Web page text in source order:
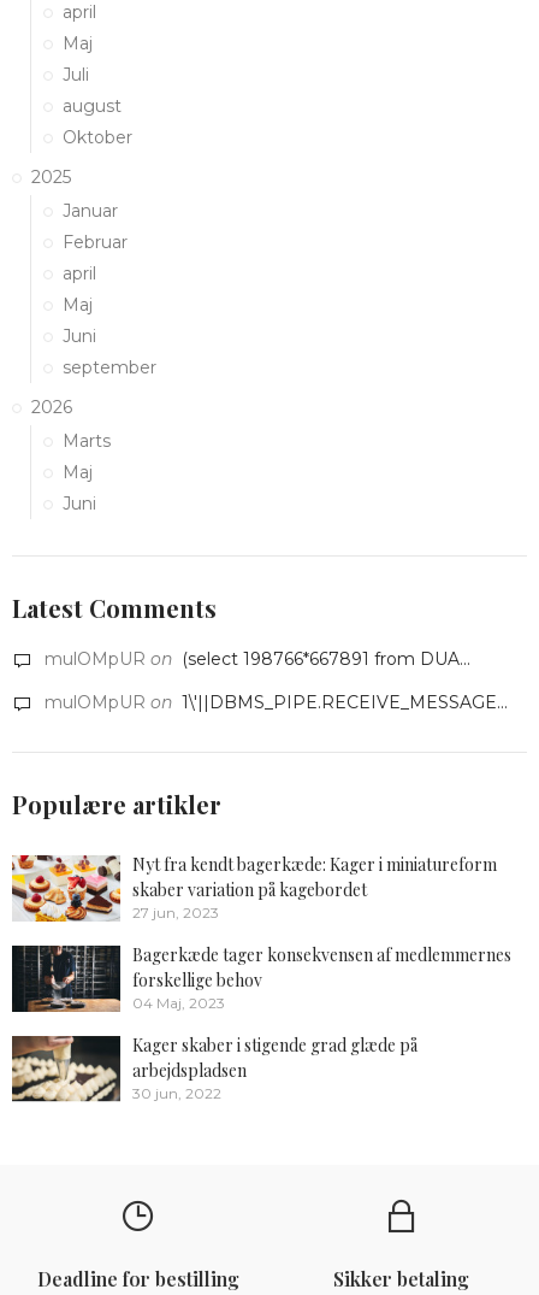
april
Maj
Juli
august
Oktober
2025
Januar
Februar
april
Maj
Juni
september
2026
Marts
Maj
Juni
Latest Comments
mulOMpUR on (select 198766*667891 from DUA...
mulOMpUR on 1\'||DBMS_PIPE.RECEIVE_MESSAGE...
Populære artikler
Nyt fra kendt bagerkæde: Kager i miniatureform
skaber variation på kagebordet
27 jun, 2023
Bagerkæde tager konsekvensen af medlemmernes
forskellige behov
04 Maj, 2023
Kager skaber i stigende grad glæde på
arbejdspladsen
30 jun, 2022
Deadline for bestilling Sikker betaling